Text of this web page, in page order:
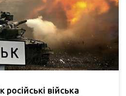
російські війська